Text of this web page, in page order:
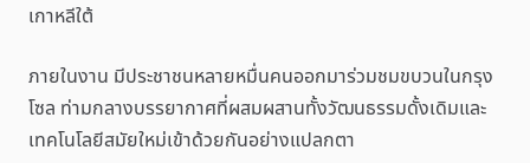
เกาหลีใต้
ภายในงาน มีประชาชนหลายหมื่นคนออกมาร่วมชมขบวนในกรุง
โซล ท่ามกลางบรรยากาศที่ผสมผสานทั้งวัฒนธรรมดั้งเดิมและ
เทคโนโลยีสมัยใหม่เข้าด้วยกันอย่างแปลกตา